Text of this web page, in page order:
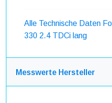
Alle Technische Daten
330 2.4 TDCi lang
Messwerte Hersteller